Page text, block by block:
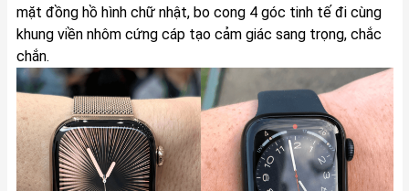
mặt đồng hồ hình chữ nhật, bo cong 4 góc tinh tế đi cùng
khung viền nhôm cứng cáp tạo cảm giác sang trọng, chắc
chắn.